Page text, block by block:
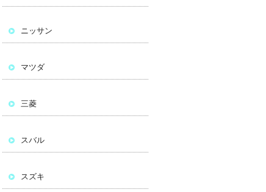
ニッサン
マツダ
三菱
スバル
スズキ